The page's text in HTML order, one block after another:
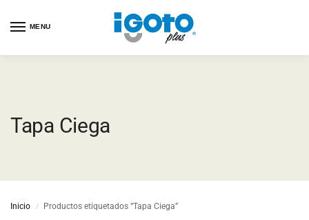
MENU
Tapa Ciega
Inicio / Productos etiquetados “Tapa Ciega”